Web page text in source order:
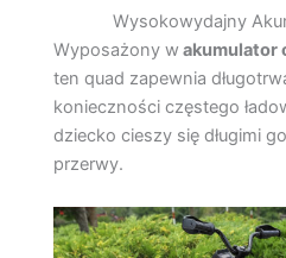
Wysokowydajny
Wyposażony w akumulator
ten quad zapewnia
konieczności częstego
dziecko cieszy się długimi
przerwy.